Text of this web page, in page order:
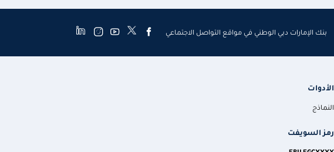
بنك الإمارات دبي الوطني في مواقع التواصل الاجتماعي
الأدوات
النماذج
رمز السويفت